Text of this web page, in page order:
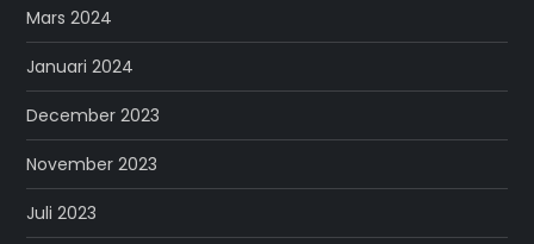
Mars 2024
Januari 2024
December 2023
November 2023
Juli 2023